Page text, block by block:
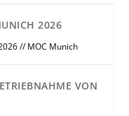
2026
// MOC Munich
VON